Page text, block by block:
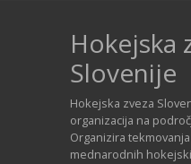
Hokejska
Slovenije
Hokejska zveza
organizacija na
Organizira
mednarodnih